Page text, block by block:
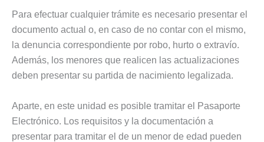
Para efectuar cualquier trámite es necesario presentar el
documento actual o, en caso de no contar con el mismo,
la denuncia correspondiente por robo, hurto o extravío.
Además, los menores que realicen las actualizaciones
deben presentar su partida de nacimiento legalizada.
Aparte, en este unidad es posible tramitar el Pasaporte
Electrónico. Los requisitos y la documentación a
presentar para tramitar el de un menor de edad pueden